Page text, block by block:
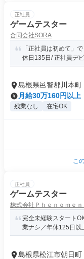
正社員
ゲームテスター
合同会社SORA
「正社員は初めて」
休日135日/ 正社員デ
島根県邑智郡川本町
月給30万160円以上
残業なし 在宅OK
こ
正社員
ゲームテスター
株式会社Ｐｈｅｎｏｍｅｎ
完全未経験スタート
業ナシ／年休125日以
島根県松江市朝日町